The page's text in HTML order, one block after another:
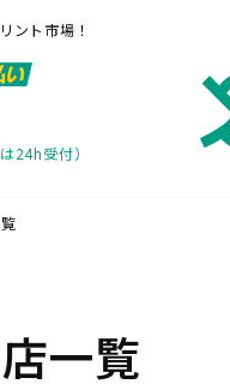
ント市場！
24h受付）
パーツ・付属品 専門店
一覧